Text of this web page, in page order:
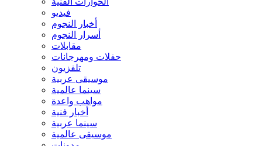
فيديو
أخبار النجوم
أسرار النجوم
مقابلات
حفلات ومهرجانات
تلفزيون
موسيقى عربية
سينما عالمية
مواهب واعدة
أخبار فنية
سينما عربية
موسيقى عالمية